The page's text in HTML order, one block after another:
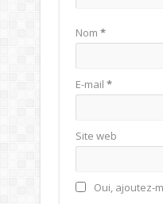
Nom *
E-mail *
Site web
Oui, ajoutez-